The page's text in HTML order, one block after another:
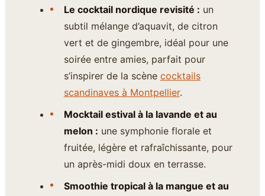
Le cocktail nordique revisité : un
subtil mélange d’aquavit, de citron
vert et de gingembre, idéal pour une
soirée entre amies, parfait pour
s’inspirer de la scène cocktails
scandinaves à Montpellier.
Mocktail estival à la lavande et au
melon : une symphonie florale et
fruitée, légère et rafraîchissante, pour
un après-midi doux en terrasse.
Smoothie tropical à la mangue et au